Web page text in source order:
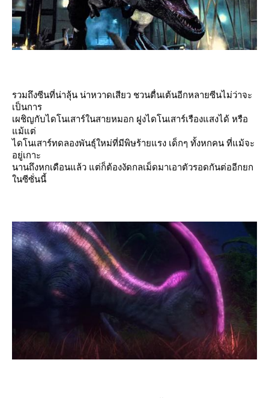
รวมถึงซีนที่น่าลุ้น น่าหวาดเสียว ชวนตื่นเต้นอีกหลายซีนไม่ว่าจะ
เป็นการ
เผชิญกับไดโนเสาร์ในสายหมอก ฝูงไดโนเสาร์เรืองแสงได้ หรือ
ม้แต่
ไดโนเสาร์ทดลองพันธุ์ใหม่ที่มีพิษร้ายแรง เด็กๆ ทั้งหกคน ที่แม้จะ
อยู่เกาะ
นานถึงหกเดือนแล้ว แต่ก็ต้องงัดกลเม็ดมาเอาตัวรอดกันต่ออีกยก
นซีซั่นนี้